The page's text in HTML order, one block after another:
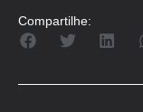
Compartilhe: